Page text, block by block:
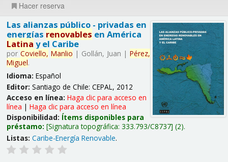
Hacer reserva
Las alianzas público - privadas en
energías renovables en América
Latina y el Caribe
por Coviello, Manlio | Gollán, Juan | Pérez,
Miguel.
Idioma: Español
Editor: Santiago de Chile: CEPAL, 2012
Acceso en línea: Haga clic para acceso en
línea | Haga clic para acceso en línea
Disponibilidad: Ítems disponibles para
préstamo: Signatura topográfica: 333.793/C8737 (2).
Listas: Caribe-Energía Renovable.